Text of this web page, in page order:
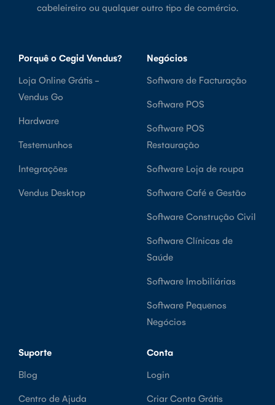
cabeleireiro ou qualquer outro tipo de comércio.
Porquê o Cegid Vendus?
Loja Online Grátis -
Vendus Go
Hardware
Testemunhos
Integrações
Vendus Desktop
Negócios
Software de Facturação
Software POS
Software POS
Restauração
Software Loja de roupa
Software Café e Gestão
Software Construção Civil
Software Clínicas de
Saúde
Software Imobiliárias
Software Pequenos
Negócios
Suporte
Blog
Centro de Ajuda
Conta
Login
Criar Conta Grátis